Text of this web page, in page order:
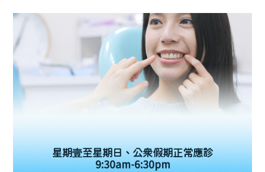
星期壹至星期日、公眾假期正常應診
9:30am-6:30pm